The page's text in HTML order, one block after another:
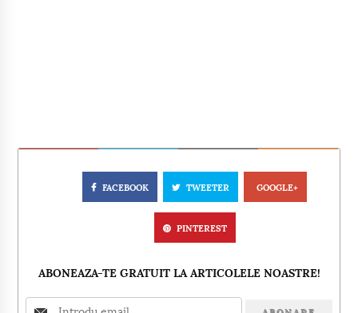
FACEBOOK TWEETER GOOGLE+
PINTEREST
ABONEAZA-TE GRATUIT LA ARTICOLELE NOASTRE!